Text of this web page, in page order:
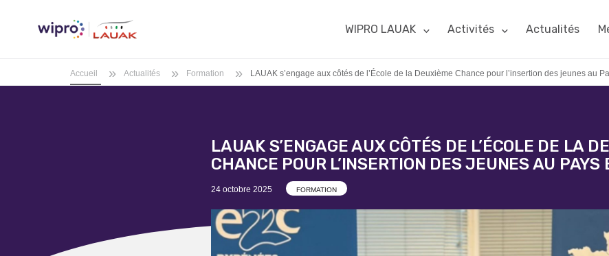
WIPRO LAUAK Activités Actualités
Accueil » Actualités » Formation » LAUAK s’engage aux côtés de l’École de la Deuxième Chance pour l’insertion des jeunes au
LAUAK S’ENGAGE AUX CÔTÉS DE L’ÉCOLE DE LA
CHANCE POUR L’INSERTION DES JEUNES AU PAYS
Posted
on
24 octobre 2025 FORMATION